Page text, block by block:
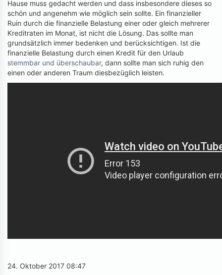
Hause muss gedacht werden und dass insbesondere dieses so
schön und angenehm wie möglich sein sollte. Ein finanzieller
Ruin durch die finanzielle Belastung einer oder gleich mehrerer
Kreditraten im Monat, ist nicht die Lösung. Das sollte man
grundsätzlich immer bedenken und berücksichtigen. Ist die
finanzielle Belastung durch einen Kredit für den Urlaub
stemmbar und überschaubar, dann sollte man sich ruhig den
einen oder anderen Traum diesbezüglich leisten.
24. Oktober 2017 08:47